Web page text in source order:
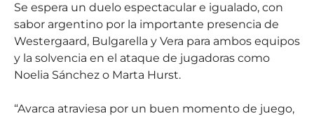
Se espera un duelo espectacular e igualado, con
sabor argentino por la importante presencia de
Westergaard, Bulgarella y Vera para ambos equipos
y la solvencia en el ataque de jugadoras como
Noelia Sánchez o Marta Hurst.
“Avarca atraviesa por un buen momento de juego,